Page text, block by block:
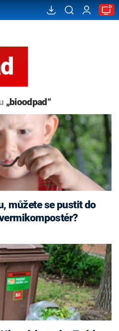
„bioodpad“
můžete se pustit do